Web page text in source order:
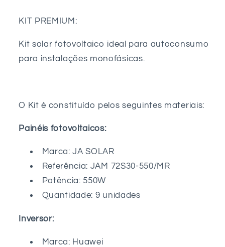
–
-
Huawei
-
KIT PREMIUM:
Kit solar fotovoltaico ideal para autoconsumo
para instalações monofásicas.
O Kit é constituído pelos seguintes materiais:
Painéis fotovoltaicos:
Marca: JA SOLAR
Referência: JAM 72S30-550/MR
Potência: 550W
Quantidade: 9 unidades
Inversor:
Marca: Huawei